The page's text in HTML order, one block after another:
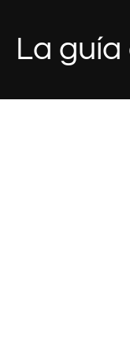
contenido
La guía